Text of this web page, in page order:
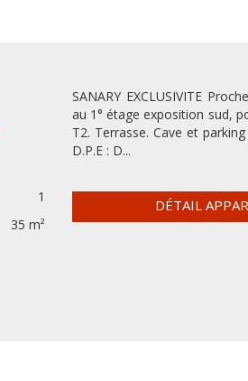
1
35 m²
SANARY EXCLUSIVITE
au 1° étage exposition sud,
T2. Terrasse. Cave et
D.P.E : D...
DÉTAIL